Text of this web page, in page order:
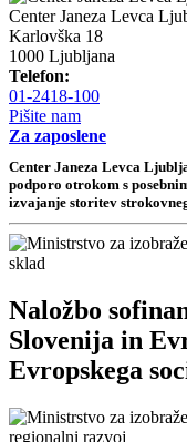
Center Janeza Levca
Karlovška 18
1000 Ljubljana
Telefon:
01-2418-100
Pišite nam
Za zaposlene
Center Janeza Levca
podporo otrokom s
izvajanje storitev
Naložbo
Slovenija in
Evropskega